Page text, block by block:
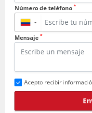
Número de teléfono *
▼
Mensaje *
Acepto recibir